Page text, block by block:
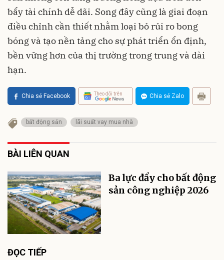
bẩy tài chính dễ dãi. Song đây cũng là giai đoạn
điều chỉnh cần thiết nhằm loại bỏ rủi ro bong
bóng và tạo nền tảng cho sự phát triển ổn định,
bền vững hơn của thị trường trong trung và dài
hạn.
Chia sẻ Facebook Theo dõi trên Chia sẻ Zalo
bất động sản lãi suất vay mua nhà
BÀI LIÊN QUAN
Ba lực đẩy cho bất động
sản công nghiệp 2026
ĐỌC TIẾP